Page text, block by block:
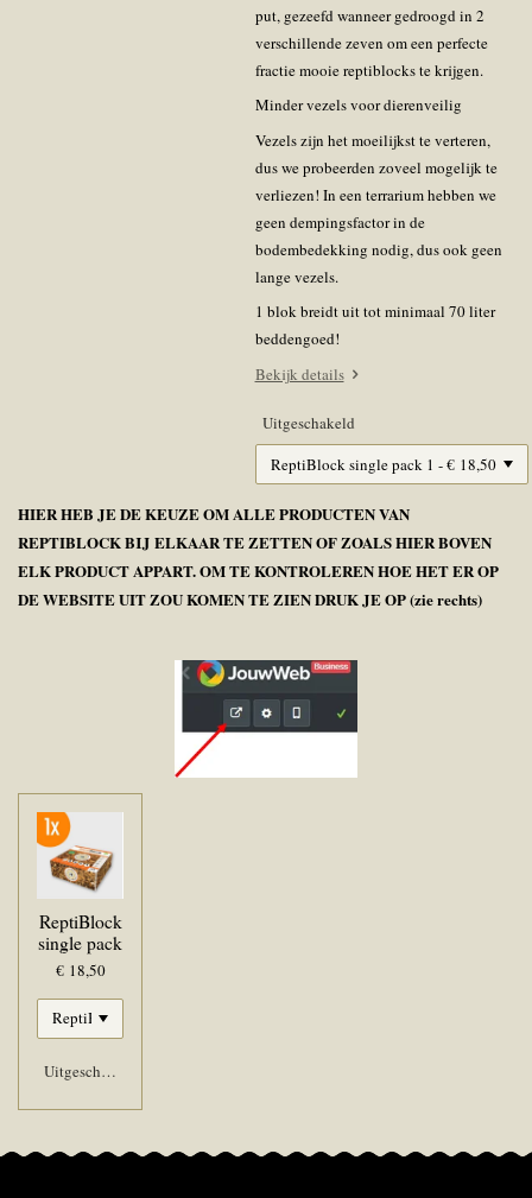
put, gezeefd wanneer gedroogd in 2
verschillende zeven om een perfecte
fractie mooie reptiblocks te krijgen.
Minder vezels voor dierenveilig
Vezels zijn het moeilijkst te verteren,
dus we probeerden zoveel mogelijk te
verliezen! In een terrarium hebben we
geen dempingsfactor in de
bodembedekking nodig, dus ook geen
lange vezels.
1 blok breidt uit tot minimaal 70 liter
beddengoed!
Bekijk details
Uitgeschakeld
HIER HEB JE DE KEUZE OM ALLE PRODUCTEN VAN
REPTIBLOCK BIJ ELKAAR TE ZETTEN OF ZOALS HIER BOVEN
ELK PRODUCT APPART. OM TE KONTROLEREN HOE HET ER OP
DE WEBSITE UIT ZOU KOMEN TE ZIEN DRUK JE OP (zie rechts)
ReptiBlock
single pack
€ 18,50
Uitgeschakeld